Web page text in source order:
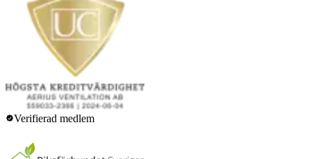
Verifierad medlem